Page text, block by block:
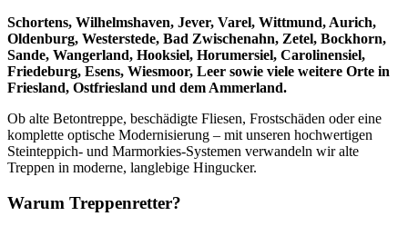
Schortens, Wilhelmshaven, Jever, Varel, Wittmund, Aurich,
Oldenburg, Westerstede, Bad Zwischenahn, Zetel, Bockhorn,
Sande, Wangerland, Hooksiel, Horumersiel, Carolinensiel,
Friedeburg, Esens, Wiesmoor, Leer sowie viele weitere Orte in
Friesland, Ostfriesland und dem Ammerland.
Ob alte Betontreppe, beschädigte Fliesen, Frostschäden oder eine
komplette optische Modernisierung – mit unseren hochwertigen
Steinteppich- und Marmorkies-Systemen verwandeln wir alte
Treppen in moderne, langlebige Hingucker.
Warum Treppenretter?